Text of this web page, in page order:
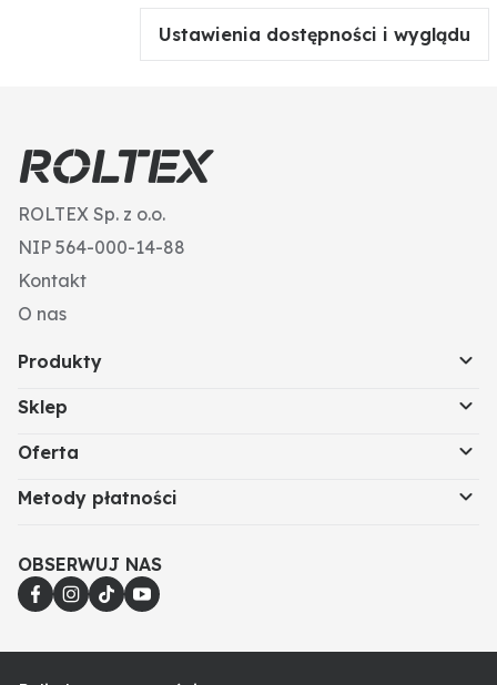
Dodatkowe informacje: Pasujące adaptery do innych
systemów można znaleźć na stronie 807.
Ustawienia dostępności i wyglądu
ROLTEX Sp. z o.o.
NIP 564-000-14-88
Kontakt
O nas
Produkty
Sklep
Oferta
Metody płatności
OBSERWUJ NAS